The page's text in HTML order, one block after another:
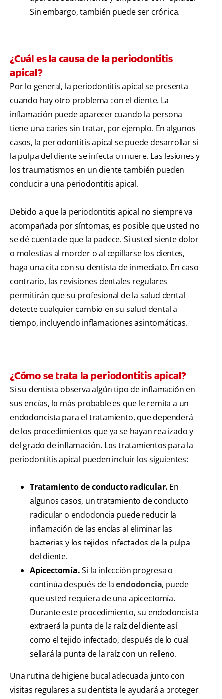
Sin embargo, también puede ser crónica.
¿Cuál es la causa de la periodontitis
apical?
Por lo general, la periodontitis apical se presenta
cuando hay otro problema con el diente. La
inflamación puede aparecer cuando la persona
tiene una caries sin tratar, por ejemplo. En algunos
casos, la periodontitis apical se puede desarrollar si
la pulpa del diente se infecta o muere. Las lesiones y
los traumatismos en un diente también pueden
conducir a una periodontitis apical.
Debido a que la periodontitis apical no siempre va
acompañada por síntomas, es posible que usted no
se dé cuenta de que la padece. Si usted siente dolor
o molestias al morder o al cepillarse los dientes,
haga una cita con su dentista de inmediato. En caso
contrario, las revisiones dentales regulares
permitirán que su profesional de la salud dental
detecte cualquier cambio en su salud dental a
tiempo, incluyendo inflamaciones asintomáticas.
¿Cómo se trata la periodontitis apical?
Si su dentista observa algún tipo de inflamación en
sus encías, lo más probable es que le remita a un
endodoncista para el tratamiento, que dependerá
de los procedimientos que ya se hayan realizado y
del grado de inflamación. Los tratamientos para la
periodontitis apical pueden incluir los siguientes:
Tratamiento de conducto radicular. En
algunos casos, un tratamiento de conducto
radicular o endodoncia puede reducir la
inflamación de las encías al eliminar las
bacterias y los tejidos infectados de la pulpa
del diente.
Apicectomía.Si la infección progresa o
continúa después de laendodoncia, puede
que usted requiera de una apicectomía.
Durante este procedimiento, su endodoncista
extraerá la punta de la raíz del diente así
como el tejido infectado, después de lo cual
sellará la punta de la raíz con un relleno.
Una rutina de higiene bucal adecuada junto con
visitas regulares a su dentista le ayudará a proteger